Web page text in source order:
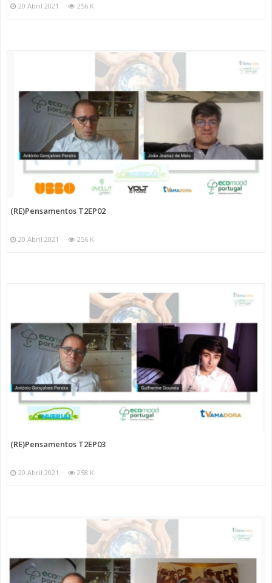
20 Abril 2021 256 K
(RE)Pensamentos T2EP02
20 Abril 2021 256 K
(RE)Pensamentos T2EP03
20 Abril 2021 258 K